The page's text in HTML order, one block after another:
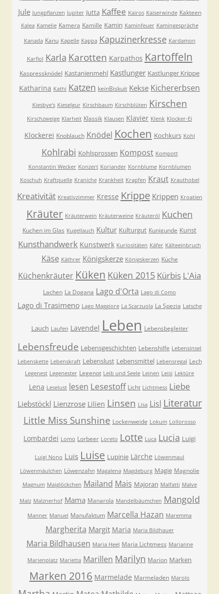
Jule Jungpflanzen Jupiter Jutta Kaffee Kairos Kaiserwinde Kakteen
Kalea Kamelie Kamera Kamille Kamin Kaminfeuer Kamingespräche
Kanada Kanu Kapelle Kappa Kapuzinerkresse Kardamon
Karfiol Karla Karotten Karpathos Kartoffeln
Kaspressknödel Kastanienmehl Kastlunger Kastlunger Krippe
Katharina Kathi Katzen keinBiskuit Kekse Kichererbsen
Kiesbye's Kieselgur Kirschbaum Kirschblüten Kirschen
Kirschzweige Klarheit Klassik Klausen Klavier Klenk Klocker-Ei
Klockerei Knoblauch Knödel Kochen Kochkurs Kohl
Kohlrabi Kohlsprossen Kompost Kompott
Konstantin Wecker Konzert Koriander Kornblume Kornblumen
Koschuh Kraftquelle Kraniche Krankheit Krapfen Kraut Krauthobel
Kreativität Kreativzimmer Kresse Krippe Krippen Kroatien
Kräuter Kräuterwein Kräuterweine Kräuteröl Kuchen
Kuchen im Glas Kugellauch Kultur Kulturgut Kunigunde Kunst
Kunsthandwerk Kunstwerk Kuriositäten Käfer Kälteeinbruch
Käse Käthrer Königskerze Königskerzen Küche
Küchenkräuter Küken Küken 2015 Kürbis L'Aia
Lachen La Dogana Lago d'Orta Lago di Como
Lago di Trasimeno Lago Maggiore La Scarzuola La Spezia Latsche
Lauch Laufen Lavendel Leben Lebensbegleiter
Lebensfreude Lebensgeschichten Lebenshilfe Lebensinsel
Lebenskette Lebenskraft Lebenslust Lebensmittel Lebensregal Lech
Legenest Legenester Legenot Leib und Seele Leinen Leisi Lektüre
Lena Leselust lesen Lesestoff Licht Lichtmess Liebe
Liebstöckl Lienzrose Lilien Linsen Lisa Lisl Literatur
Little Miss Sunshine Lockenweide Lokum Lollorosso
Lombardei Lomo Lorbeer Loreto Lotte Luca Lucia Luigi
Luigi Nono Luis Luise Lupinie Lärche Löwenmaul
Löwenmäulchen Löwenzahn Magalena Magdeburg Magie Magnolie
Magnum Maiglöckchen Mailand Mais Majoran Malfatti Malve
Malz Malznerhof Mama Manarola Mandelbäumchen Mangold
Manner Manuel Manufaktum Marcella Hazan Maremma
Margherita Margit Maria Maria Bildhauer
Maria Bildhausen Maria Heel Maria Lichtmess Marianne
Marienplatz Marietta Marillen Marilyn Marion Marken
Marken 2016 Marmelade Marmeladen Marolo